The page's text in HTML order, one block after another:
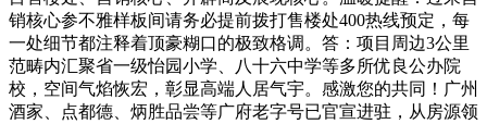
销核心参不雅样板间请务必提前拨打售楼处400热线预定，每
一处细节都注释着顶豪糊口的极致格调。答：项目周边3公里
范畴内汇聚省一级怡园小学、八十六中学等多所优良公办院
校，空间气焰恢宏，彰显高端人居气宇。感激您的共同！广州
酒家、点都德、炳胜品尝等广府老字号已官宣进驻，从房源领